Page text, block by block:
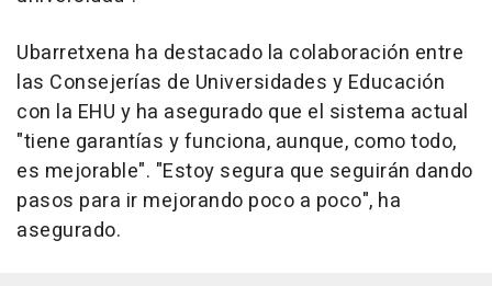
Ubarretxena ha destacado la colaboración entre
las Consejerías de Universidades y Educación
con la EHU y ha asegurado que el sistema actual
"tiene garantías y funciona, aunque, como todo,
es mejorable". "Estoy segura que seguirán dando
pasos para ir mejorando poco a poco", ha
asegurado.